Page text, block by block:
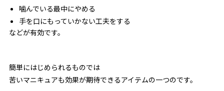
噛んでいる最中にやめる
手を口にもっていかない工夫をする
などが有効です。
簡単にはじめられるものでは
苦いマニキュアも効果が期待できるアイテムの一つのです。